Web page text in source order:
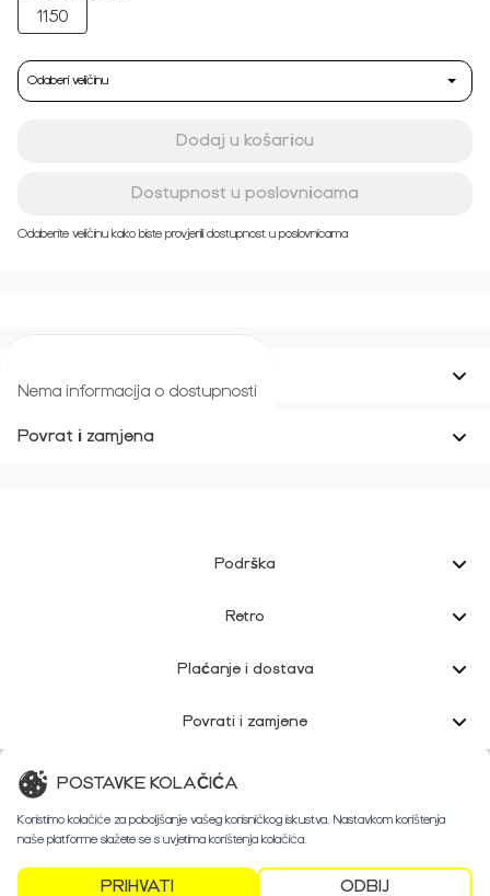
Nema informacija o dostupnosti
Odaberi veličinu
Dodaj u košaricu
Dostupnost u poslovnicama
Odaberite veličinu kako biste provjerili dostupnost u poslovnicama
Povrat i zamjena
Podrška
Retro
Plaćanje i dostava
Povrati i zamjene
Korisnička podrška
POSTAVKE KOLAČIĆA
Koristimo kolačiće za poboljšanje vašeg korisničkog iskustva. Nastavkom korištenja
naše platforme slažete se s uvjetima korištenja kolačića.
PRIHVATI ODBIJ